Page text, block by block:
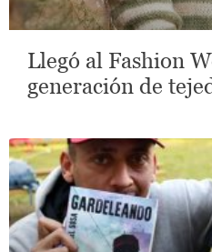
Llegó al Fashion
generación de